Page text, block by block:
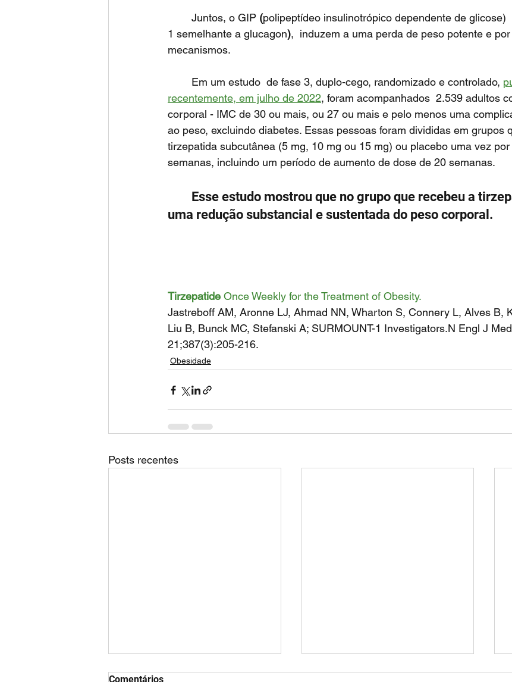
	Juntos, o GIP
(polipeptídeo insulinotrópico dependente de glicose)
1 semelhante a glucagon),  induzem a uma perda de peso potente e
mecanismos.
	Em um estudo  de fase 3, duplo-cego, randomizado e controlado,
recentemente, em julho de 2022, foram acompanhados  2.539 adultos
corporal - IMC de 30 ou mais, ou 27 ou mais e pelo menos uma
ao peso, excluindo diabetes. Essas pessoas foram divididas em grupos
tirzepatida subcutânea (5 mg, 10 mg ou 15 mg) ou placebo uma vez
semanas, incluindo um período de aumento de dose de 20 semanas.
uma redução substancial e sustentada do peso corporal.
Tirzepatide Once Weekly for the Treatment of Obesity.
Jastreboff AM, Aronne LJ, Ahmad NN, Wharton S, Connery L, Alves B,
Liu B, Bunck MC, Stefanski A; SURMOUNT-1 Investigators.N Engl J
21;387(3):205-216.
Obesidade
Posts recentes
Comentários